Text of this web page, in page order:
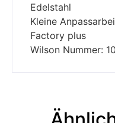
Edelstahl
Kleine
Factory plus
Wilson Nummer: